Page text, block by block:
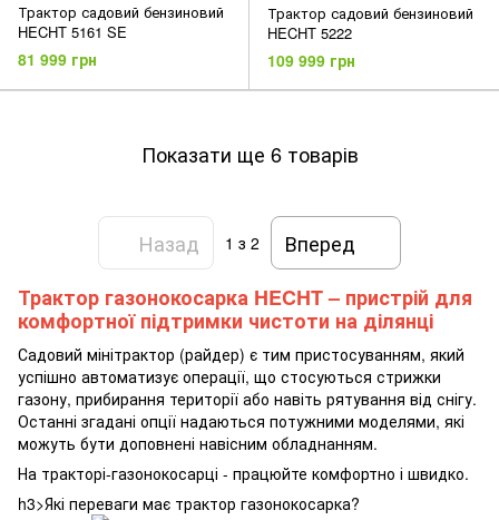
Трактор садовий бензиновий
HECHT 5161 SE
81 999 грн
Трактор садовий бензиновий
HECHT 5222
109 999 грн
Показати ще 6 товарів
Назад 1 з 2
Вперед
Трактор газонокосарка HECHT – пристрій для
комфортної підтримки чистоти на ділянці
Садовий мінітрактор (райдер) є тим пристосуванням, який
успішно автоматизує операції, що стосуються стрижки
газону, прибирання території або навіть рятування від снігу.
Останні згадані опції надаються потужними моделями, які
можуть бути доповнені навісним обладнанням.
На тракторі-газонокосарці - працюйте комфортно і швидко.
h3>Які переваги має трактор газонокосарка?